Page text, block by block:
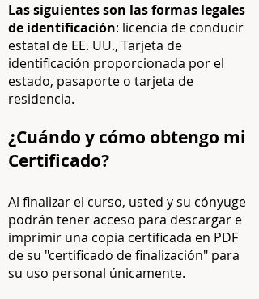
Las siguientes son las formas legales
de identificación: licencia de conducir
estatal de EE. UU., Tarjeta de
identificación proporcionada por el
estado, pasaporte o tarjeta de
residencia.
¿Cuándo y cómo obtengo mi
Certificado?
Al finalizar el curso, usted y su cónyuge
podrán tener acceso para descargar e
imprimir una copia certificada en PDF
de su "certificado de finalización" para
su uso personal únicamente.